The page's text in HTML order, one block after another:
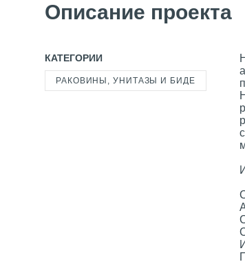
Описание проекта
КАТЕГОРИИ
РАКОВИНЫ, УНИТАЗЫ И БИДЕ